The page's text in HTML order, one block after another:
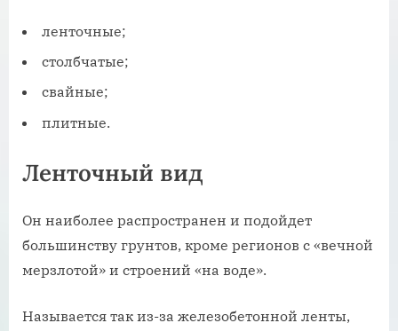
ленточные;
столбчатые;
свайные;
плитные.
Ленточный вид
Он наиболее распространен и подойдет
большинству грунтов, кроме регионов с «вечной
мерзлотой» и строений «на воде».
Называется так из-за железобетонной ленты,